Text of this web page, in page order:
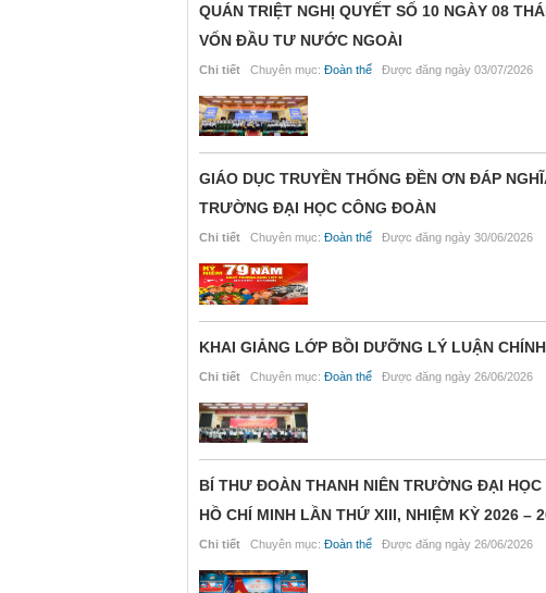
QUÁN TRIỆT NGHỊ QUYẾT SỐ 10 NGÀY 08
VỐN ĐẦU TƯ NƯỚC NGOÀI
Chi tiết Chuyên mục: Đoàn thể Được đăng ngày 03/07/2026
GIÁO DỤC TRUYỀN THỐNG ĐỀN ƠN ĐÁP
TRƯỜNG ĐẠI HỌC CÔNG ĐOÀN
Chi tiết Chuyên mục: Đoàn thể Được đăng ngày 30/06/2026
KHAI GIẢNG LỚP BỒI DƯỠNG LÝ LUẬN
Chi tiết Chuyên mục: Đoàn thể Được đăng ngày 26/06/2026
BÍ THƯ ĐOÀN THANH NIÊN TRƯỜNG ĐẠI
HỒ CHÍ MINH LẦN THỨ XIII, NHIỆM KỲ 2026 –
Chi tiết Chuyên mục: Đoàn thể Được đăng ngày 26/06/2026